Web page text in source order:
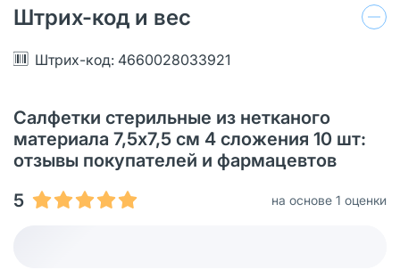
Штрих-код и вес
Штрих-код: 4660028033921
Салфетки стерильные из нетканого
материала 7,5х7,5 см 4 сложения 10 шт:
отзывы покупателей и фармацевтов
5
на основе 1 оценки